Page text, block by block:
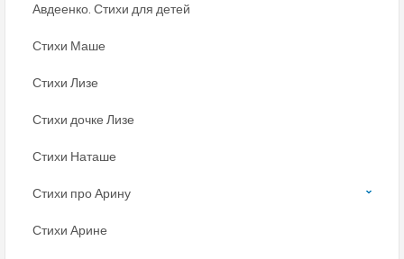
Авдеенко. Стихи для детей
Стихи Маше
Стихи Лизе
Стихи дочке Лизе
Стихи Наташе
Стихи про Арину
Стихи Арине